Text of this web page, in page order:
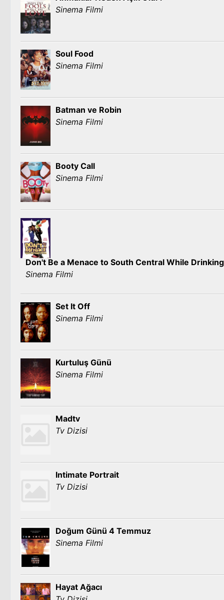
Sinema Filmi
Soul Food
Sinema Filmi
Batman ve Robin
Sinema Filmi
Booty Call
Sinema Filmi
Don't Be a Menace to South Central While
Sinema Filmi
Set It Off
Sinema Filmi
Kurtuluş Günü
Sinema Filmi
Madtv
Tv Dizisi
Intimate Portrait
Tv Dizisi
Doğum Günü 4 Temmuz
Sinema Filmi
Hayat Ağacı